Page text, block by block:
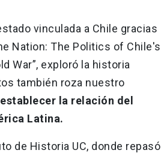
vinculada a Chile gracias
Nation: The Politics of Chile's
War”, exploró la historia
también roza nuestro
la relación del
Latina.
de Historia UC, donde repasó